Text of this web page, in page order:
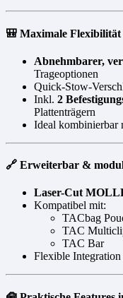
🎒 Maximale Flexibilität
Abnehmbarer,
Trageoptionen
Quick-Stow-
Inkl. 2
Plattenträgern
Ideal kombinierbar
🔗 Erweiterbar &
Laser-Cut
Kompatibel mit:
TACbag
TAC
TAC Bar
Flexible Integration